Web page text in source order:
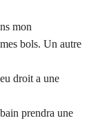
mon
bols. Un autre
droit a une
prendra une